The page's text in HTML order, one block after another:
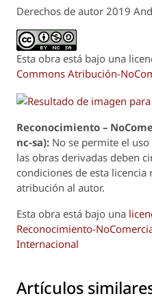
Derechos de autor 2019
Esta obra está bajo una
Commons Atribución-
Reconocimiento –
nc-sa): No se permite el
las obras derivadas deben
condiciones de esta licencia
atribución al autor.
Esta obra está bajo una
Reconocimiento-
Internacional
Artículos